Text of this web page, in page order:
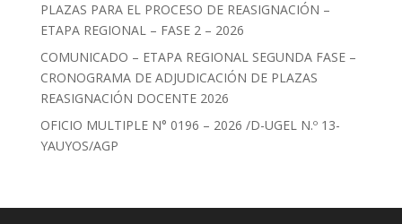
PLAZAS PARA EL PROCESO DE REASIGNACIÓN –
ETAPA REGIONAL – FASE 2 – 2026
COMUNICADO – ETAPA REGIONAL SEGUNDA FASE –
CRONOGRAMA DE ADJUDICACIÓN DE PLAZAS
REASIGNACIÓN DOCENTE 2026
OFICIO MULTIPLE N° 0196 – 2026 /D-UGEL N.º 13-
YAUYOS/AGP